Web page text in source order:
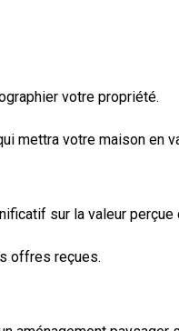
votre propriété.
mettra votre maison en
sur la valeur perçue
offres reçues.